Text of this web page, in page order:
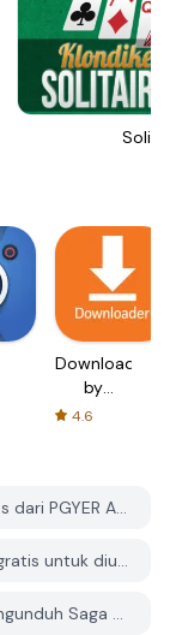
Downloader
by
AFTVnews
4.6
Bagaimana cara mengunduh Saga of Clans dari PGYER APK HUB?
Apakah Saga of Clans di PGYER APK HUB gratis untuk diunduh?
Apakah saya memerlukan akun untuk mengunduh Saga of Clans dari PGYER APK HUB?